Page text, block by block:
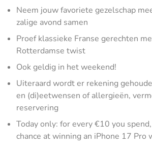
Neem jouw favoriete gezelschap
zalige avond samen
Proef klassieke Franse gerechten
Rotterdamse twist
Ook geldig in het weekend!
Uiteraard wordt er rekening
en (di)eetwensen of allergieën,
reservering
Today only: for every €10 you
chance at winning an iPhone 17 Pro